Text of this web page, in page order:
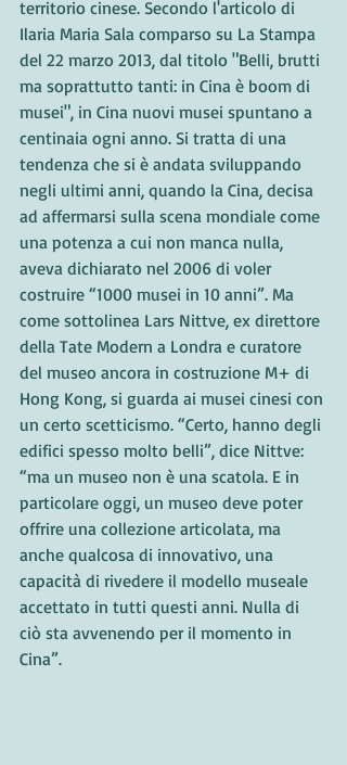
territorio cinese. Secondo l'articolo di
Ilaria Maria Sala comparso su La Stampa
del 22 marzo 2013, dal titolo "Belli, brutti
ma soprattutto tanti: in Cina è boom di
musei", in Cina nuovi musei spuntano a
centinaia ogni anno. Si tratta di una
tendenza che si è andata sviluppando
negli ultimi anni, quando la Cina, decisa
ad affermarsi sulla scena mondiale come
una potenza a cui non manca nulla,
aveva dichiarato nel 2006 di voler
costruire “1000 musei in 10 anni”. Ma
come sottolinea Lars Nittve, ex direttore
della Tate Modern a Londra e curatore
del museo ancora in costruzione M+ di
Hong Kong, si guarda ai musei cinesi con
un certo scetticismo. “Certo, hanno degli
edifici spesso molto belli”, dice Nittve:
“ma un museo non è una scatola. E in
particolare oggi, un museo deve poter
offrire una collezione articolata, ma
anche qualcosa di innovativo, una
capacità di rivedere il modello museale
accettato in tutti questi anni. Nulla di
ciò sta avvenendo per il momento in
Cina”.